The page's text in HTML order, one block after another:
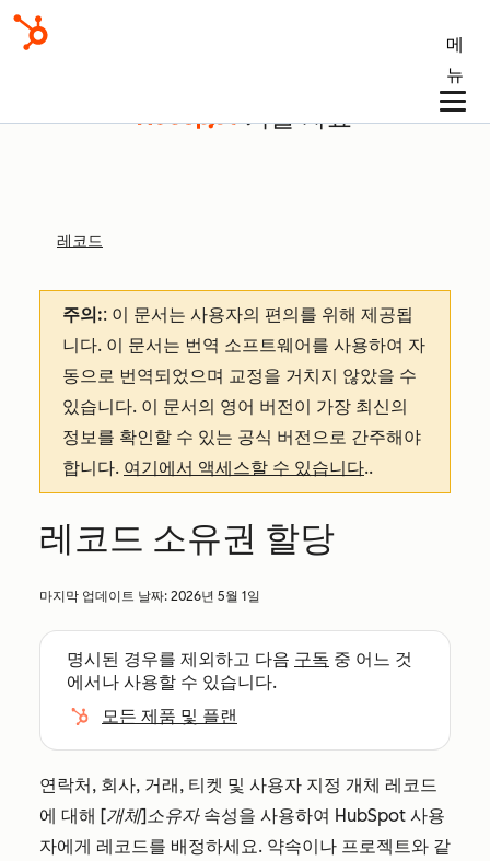
메
뉴
기술 자료
레코드
주의:: 이 문서는 사용자의 편의를 위해 제공됩
니다. 이 문서는 번역 소프트웨어를 사용하여 자
동으로 번역되었으며 교정을 거치지 않았을 수
있습니다. 이 문서의 영어 버전이 가장 최신의
정보를 확인할 수 있는 공식 버전으로 간주해야
합니다. 여기에서 액세스할 수 있습니다..
레코드 소유권 할당
마지막 업데이트 날짜: 2026년 5월 1일
명시된 경우를 제외하고 다음 구독 중 어느 것
에서나 사용할 수 있습니다.
모든 제품 및 플랜
연락처, 회사, 거래, 티켓 및 사용자 지정 개체 레코드
에 대해 [개체]소유자속성을 사용하여 HubSpot 사용
자에게 레코드를 배정하세요. 약속이나 프로젝트와 같